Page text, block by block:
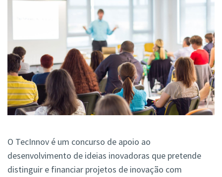
O TecInnov é um concurso de apoio ao
desenvolvimento de ideias inovadoras que pretende
distinguir e financiar projetos de inovação com